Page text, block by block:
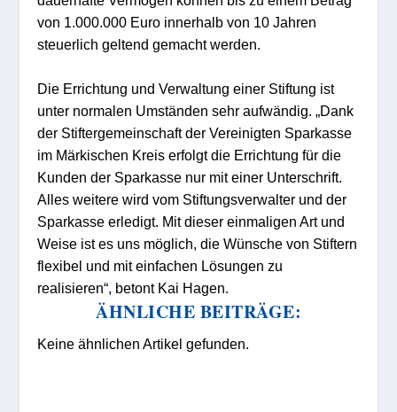
von 1.000.000 Euro innerhalb von 10 Jahren
steuerlich geltend gemacht werden.
Die Errichtung und Verwaltung einer Stiftung ist
unter normalen Umständen sehr aufwändig. „Dank
der Stiftergemeinschaft der Vereinigten Sparkasse
im Märkischen Kreis erfolgt die Errichtung für die
Kunden der Sparkasse nur mit einer Unterschrift.
Alles weitere wird vom Stiftungsverwalter und der
Sparkasse erledigt. Mit dieser einmaligen Art und
Weise ist es uns möglich, die Wünsche von Stiftern
flexibel und mit einfachen Lösungen zu
realisieren“, betont Kai Hagen.
ÄHNLICHE BEITRÄGE:
Keine ähnlichen Artikel gefunden.